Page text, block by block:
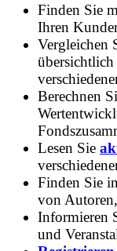
Finden Sie
Ihren
Vergleichen
Berechnen
Lesen Sie
Finden Sie
von
Informieren
und